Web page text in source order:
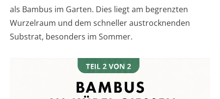
als Bambus im Garten. Dies liegt am begrenzten
Wurzelraum und dem schneller austrocknenden
Substrat, besonders im Sommer.